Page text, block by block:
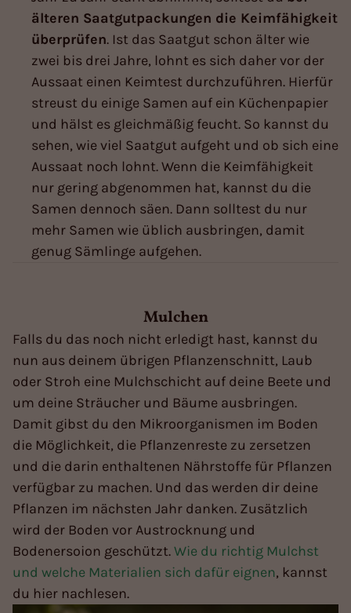
älteren Saatgutpackungen die Keimfähigkeit
überprüfen. Ist das Saatgut schon älter wie
zwei bis drei Jahre, lohnt es sich daher vor der
Aussaat einen Keimtest durchzuführen. Hierfür
streust du einige Samen auf ein Küchenpapier
und hälst es gleichmäßig feucht. So kannst du
sehen, wie viel Saatgut aufgeht und ob sich eine
Aussaat noch lohnt. Wenn die Keimfähigkeit
nur gering abgenommen hat, kannst du die
Samen dennoch säen. Dann solltest du nur
mehr Samen wie üblich ausbringen, damit
genug Sämlinge aufgehen.
Mulchen
Falls du das noch nicht erledigt hast, kannst du
nun aus deinem übrigen Pflanzenschnitt, Laub
oder Stroh eine Mulchschicht auf deine Beete und
um deine Sträucher und Bäume ausbringen.
Damit gibst du den Mikroorganismen im Boden
die Möglichkeit, die Pflanzenreste zu zersetzen
und die darin enthaltenen Nährstoffe für Pflanzen
verfügbar zu machen. Und das werden dir deine
Pflanzen im nächsten Jahr danken. Zusätzlich
wird der Boden vor Austrocknung und
Bodenersoion geschützt.Wie du richtig Mulchst
und welche Materialien sich dafür eignen, kannst
du hier nachlesen.